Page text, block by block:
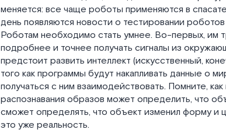
меняется: все чаще роботы применяются в
день появляются новости о тестировании
Роботам необходимо стать умнее. Во-первых, им
подробнее и точнее получать сигналы из
предстоит развить интеллект (искусственный,
того как программы будут накапливать данные о
получаться с ним взаимодействовать. Помните,
распознавания образов может определить, что
сможет определять, что объект изменил форму и
это уже реальность.